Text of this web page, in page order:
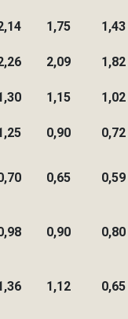
1,75 1,43
2,09 1,82
1,15 1,02
0,90 0,72
0,65 0,59
0,90 0,80
1,12 0,65